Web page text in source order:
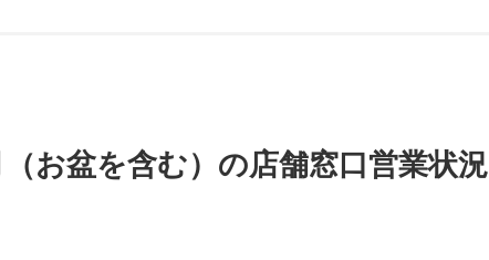
お盆を含む）の店舗窓口営業状況